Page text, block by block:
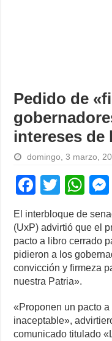
Pedido de
intereses de
domingo, 3 marzo,
F
a
c
e
b
o
o
k
T
tt
er
W
at
s
A
p
El interbloque de
(UxP) advirtió que el
pacto a libro cerrado
pidieron a los
convicción y firmeza
nuestra Patria».
«Proponen un pacto
inaceptable»,
comunicado titulado